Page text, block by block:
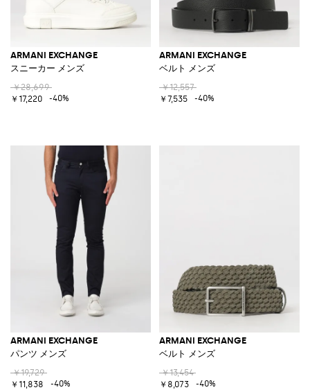
ARMANI EXCHANGE
スニーカー メンズ
￥28,699
￥17,220
-40%
ARMANI EXCHANGE
ベルト メンズ
￥12,557
￥7,535
-40%
ARMANI EXCHANGE
パンツ メンズ
￥19,729
￥11,838
-40%
ARMANI EXCHANGE
ベルト メンズ
￥13,454
￥8,073
-40%